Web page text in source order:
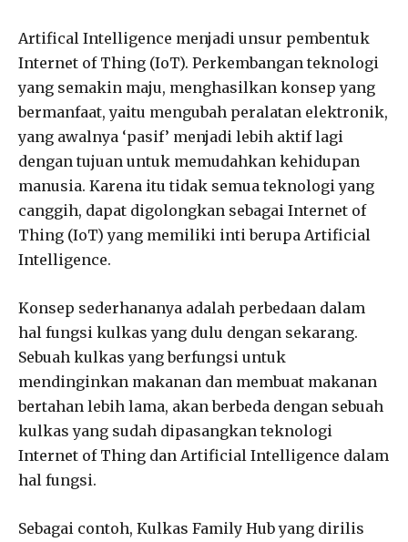
Artifical Intelligence menjadi unsur pembentuk
Internet of Thing (IoT). Perkembangan teknologi
yang semakin maju, menghasilkan konsep yang
bermanfaat, yaitu mengubah peralatan elektronik,
yang awalnya ‘pasif’ menjadi lebih aktif lagi
dengan tujuan untuk memudahkan kehidupan
manusia. Karena itu tidak semua teknologi yang
canggih, dapat digolongkan sebagai Internet of
Thing (IoT) yang memiliki inti berupa Artificial
Intelligence.
Konsep sederhananya adalah perbedaan dalam
hal fungsi kulkas yang dulu dengan sekarang.
Sebuah kulkas yang berfungsi untuk
mendinginkan makanan dan membuat makanan
bertahan lebih lama, akan berbeda dengan sebuah
kulkas yang sudah dipasangkan teknologi
Internet of Thing dan Artificial Intelligence dalam
hal fungsi.
Sebagai contoh, Kulkas Family Hub yang dirilis